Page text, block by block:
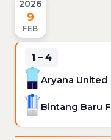
2026
9
FEB
1 – 4
Aryana United
Bintang Baru